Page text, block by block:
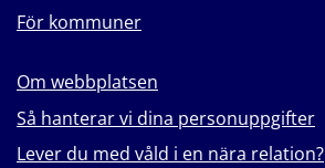
För kommuner
Om webbplatsen
Så hanterar vi dina personuppgifter
Lever du med våld i en nära relation?